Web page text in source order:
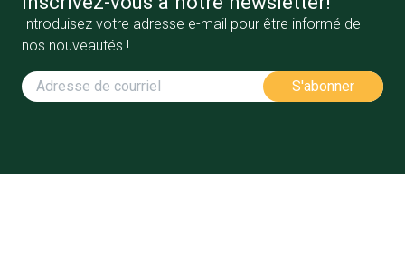
Introduisez votre adresse e-mail pour être informé de
nos nouveautés !